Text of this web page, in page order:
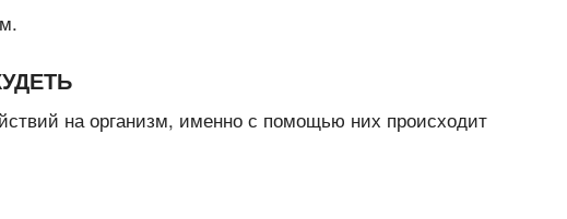
на организм, именно с помощью них происходит